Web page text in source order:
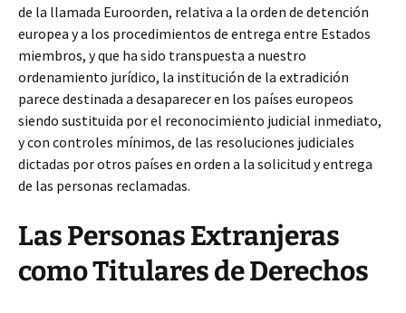
de la llamada Euroorden, relativa a la orden de detención
europea y a los procedimientos de entrega entre Estados
miembros, y que ha sido transpuesta a nuestro
ordenamiento jurídico, la institución de la extradición
parece destinada a desaparecer en los países europeos
siendo sustituida por el reconocimiento judicial inmediato,
y con controles mínimos, de las resoluciones judiciales
dictadas por otros países en orden a la solicitud y entrega
de las personas reclamadas.
Las Personas Extranjeras
como Titulares de Derechos